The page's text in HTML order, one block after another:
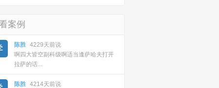
案例
陈胜 4229天前说
啊四大皆空副科级啊适当逢萨哈夫打开
拉萨的话...
陈胜 4214天前说